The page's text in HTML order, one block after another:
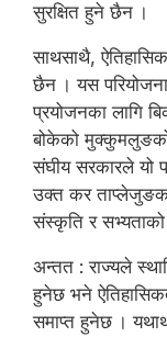
सुरक्षित हुने छैन ।
साथसाथै,
छैन । यस
प्रयोजनका लागि
बोकेको मुक्कुमलुङको
संघीय सरकारले यो
उक्त कर ताप्लेजुङका
संस्कृति र
अन्तत : राज्यले
हुनेछ भने
समाप्त हुनेछ ।